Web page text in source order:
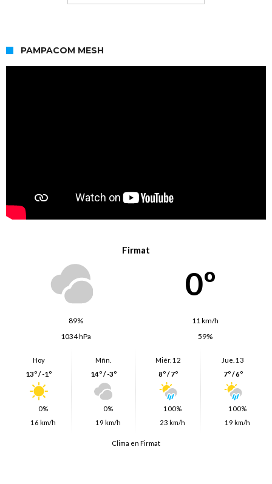
PAMPACOM MESH
Firmat
0º
89%
11 km/h
1034 hPa
59%
Hoy
13º / -1º
0%
16 km/h
Mñn.
14º / -3º
0%
19 km/h
Miér. 12
8º / 7º
100%
23 km/h
Jue. 13
7º / 6º
100%
19 km/h
Clima en Firmat